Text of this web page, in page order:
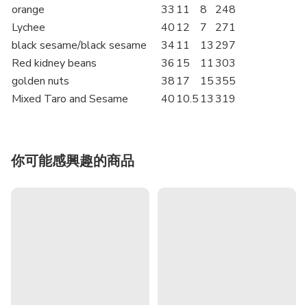
orange
33 11 8
248
Lychee
40 12 7
271
black sesame/black sesame
34 11 13 297
Red kidney beans
36 15 11303
golden nuts
38 17 15355
Mixed Taro and Sesame
40 10.5 13319
你可能感興趣的商品